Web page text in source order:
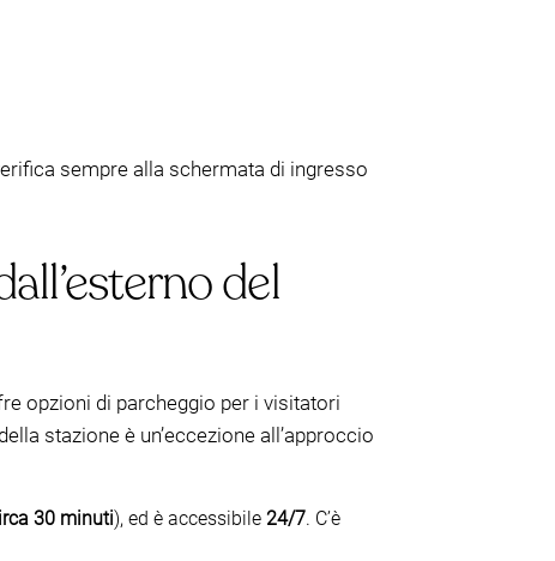
sempre alla schermata di ingresso
del
opzioni di parcheggio per i visitatori
stazione è un’eccezione all’approccio
30 minuti), ed è accessibile 24/7. C’è